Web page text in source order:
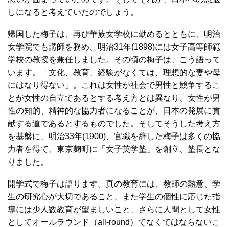
しになると考えていたのでしょう。
帰国した梅子は、再び華族女学校に勤めるとともに、明治
女学院でも講師を務め、明治31年(1898)には女子高等師範
学校の教授を兼任しました。その頃の梅子は、こう語って
います。「文化、教育、経験がなくては、理想的な妻や母
にはなり得ない」。これは女性が社会で男性と競争するこ
とが女性の自立であるとする考え方とは異なり、女性が男
性の知的、精神的な協力者になることが、日本の発展に貢
献する道であるとするものでした。そしてそうした考え方
を基盤に、明治33年(1900)、官職を辞した梅子は多くの協
力者を得て、東京麹町に「女子英学塾」を創立、塾長とな
りました。
開学式で梅子は語ります。真の教育には、教師の熱意、学
生の研究心が大切であること、また学生の個性に応じた指
導には少人数教育が望ましいこと、さらに人間として女性
としてオールラウンド（all-round）でなくてはならないこ